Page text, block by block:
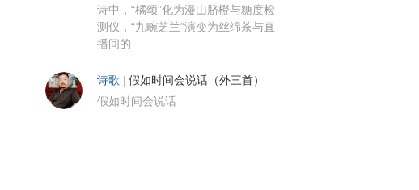
诗中，“橘颂”化为漫山脐橙与糖度检
测仪，“九畹芝兰”演变为丝绵茶与直
播间的
诗歌 假如时间会说话（外三首）
假如时间会说话